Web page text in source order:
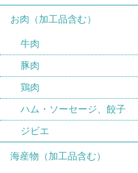
お肉（加工品含む）
牛肉
豚肉
鶏肉
ハム・ソーセージ、餃子
ジビエ
海産物（加工品含む）